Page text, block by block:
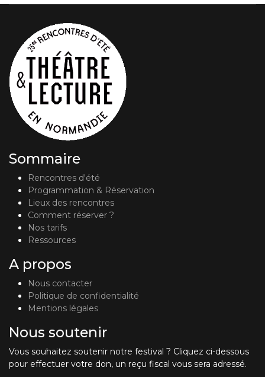
Sommaire
Rencontres d'été
Programmation & Réservation
Lieux des rencontres
Comment réserver ?
Nos tarifs
Ressources
A propos
Nous contacter
Politique de confidentialité
Mentions légales
Nous soutenir
Vous souhaitez soutenir notre festival ? Cliquez ci-dessous
pour effectuer votre don, un reçu fiscal vous sera adressé.